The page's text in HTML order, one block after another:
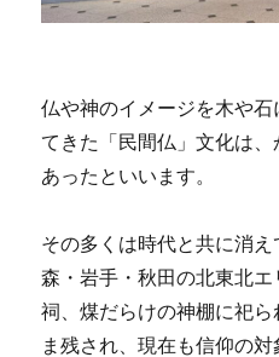
仏や神のイメージを木や
てきた「民間仏」文化は
あったといいます。
その多くは時代と共に消
森・岩手・秋田の北東北
祠、煤だらけの神棚に祀
ま残され、現在も信仰の